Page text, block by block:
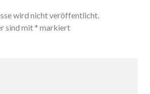
wird nicht veröffentlicht.
sind mit * markiert